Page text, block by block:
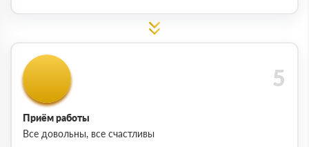
Приём работы
Все довольны, все счастливы